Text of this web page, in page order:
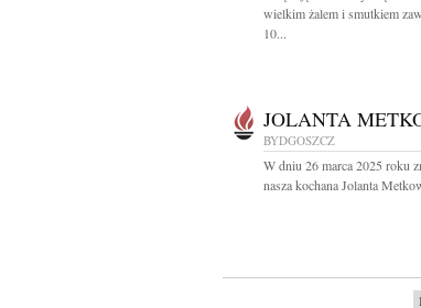
wielkim żalem i smutkiem
10...
JOLANTA
BYDGOSZCZ
W dniu 26 marca 2025 roku
nasza kochana Jolanta
1